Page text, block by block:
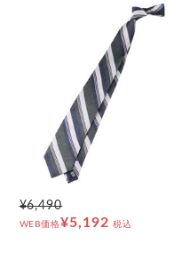
¥6,490
WEB価格¥5,192 税込